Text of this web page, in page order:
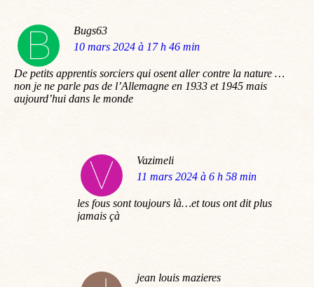
Bugs63
dit
10 mars 2024 à 17 h 46 min
De petits apprentis sorciers qui osent aller contre la nature …
non je ne parle pas de l’Allemagne en 1933 et 1945 mais
aujourd’hui dans le monde
Vazimeli
dit
11 mars 2024 à 6 h 58 min
les fous sont toujours là…et tous ont dit plus
jamais çà
jean louis mazieres